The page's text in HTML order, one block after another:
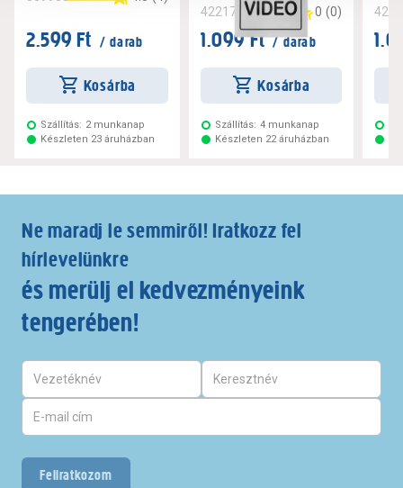
2.599 Ft / darab
Kosárba
Szállítás: 2 munkanap
Készleten 23 áruházban
422175 0 (0)
1.099 Ft / darab
Kosárba
Szállítás: 4 munkanap
Készleten 22 áruházban
Ne maradj le semmiről! Iratkozz fel
hírlevelünkre
és merülj el kedvezményeink
tengerében!
Feliratkozom